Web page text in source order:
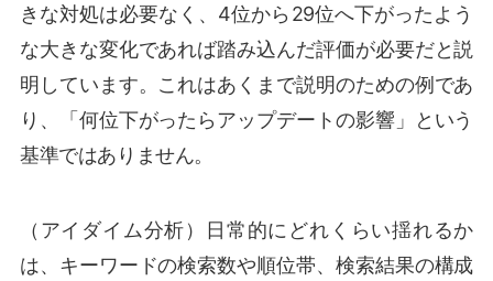
きな対処は必要なく、4位から29位へ下がったよう
な大きな変化であれば踏み込んだ評価が必要だと説
明しています。これはあくまで説明のための例であ
り、「何位下がったらアップデートの影響」という
基準ではありません。
（アイダイム分析）日常的にどれくらい揺れるか
は、キーワードの検索数や順位帯、検索結果の構成